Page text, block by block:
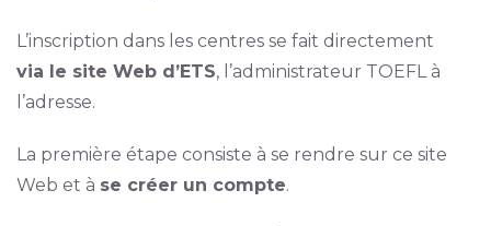
L’inscription dans les centres se fait directement
via le site Web d’ETS, l’administrateur TOEFL à
l’adresse.
La première étape consiste à se rendre sur ce site
Web et à se créer un compte.